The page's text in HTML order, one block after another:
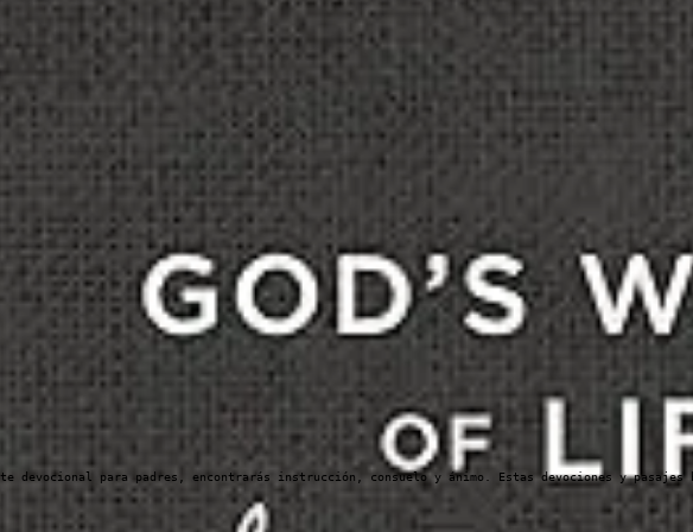
devocional para padres, encontrarás instrucción, consuelo y ánimo. Estas devociones y